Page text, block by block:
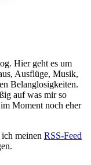
Hier geht es um
Ausflüge, Musik,
Belanglosigkeiten.
auf was mir so
Moment noch eher
meinen RSS-Feed